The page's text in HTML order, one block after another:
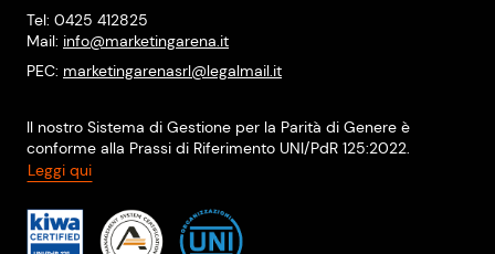
Tel: 0425 412825
Mail: info@marketingarena.it
PEC: marketingarenasrl@legalmail.it
Il nostro Sistema di Gestione per la Parità di Genere è
conforme alla Prassi di Riferimento UNI/PdR 125:2022.
Leggi qui